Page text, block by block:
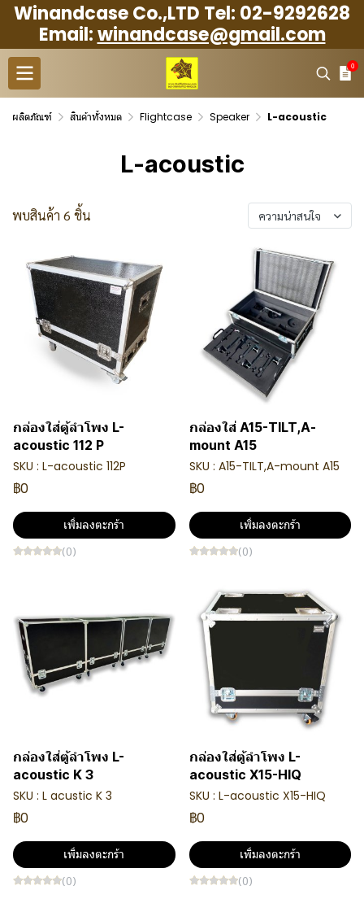
Winandcase Co.,LTD Tel: 02-9292628
Email:winandcase@gmail.com
0
ผลิตภัณฑ์ สินค้าทั้งหมด Flightcase Speaker L-acoustic
L-acoustic
พบสินค้า 6 ชิ้น ความน่าสนใจ
กล่องใส่ตู้ลำโพง L-
acoustic 112 P
SKU : L-acoustic 112P
฿0
เพิ่มลงตะกร้า
(0)
กล่องใส่ A15-TILT,A-
mount A15
SKU : A15-TILT,A-mount A15
฿0
เพิ่มลงตะกร้า
(0)
กล่องใส่ตู้ลำโพง L-
acoustic K 3
SKU : L acustic K 3
฿0
เพิ่มลงตะกร้า
(0)
กล่องใส่ตู้ลำโพง L-
acoustic X15-HIQ
SKU : L-acoustic X15-HIQ
฿0
เพิ่มลงตะกร้า
(0)